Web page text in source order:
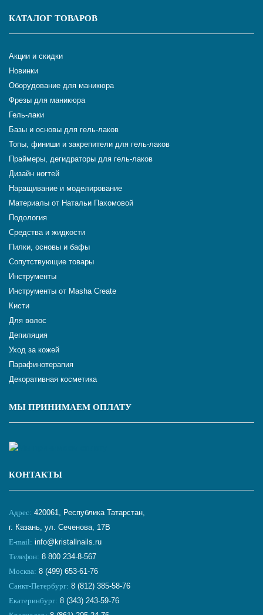
КАТАЛОГ ТОВАРОВ
Акции и скидки
Новинки
Оборудование для маникюра
Фрезы для маникюра
Гель-лаки
Базы и основы для гель-лаков
Топы, финиши и закрепители для гель-лаков
Праймеры, дегидраторы для гель-лаков
Дизайн ногтей
Наращивание и моделирование
Материалы от Натальи Пахомовой
Подология
Средства и жидкости
Пилки, основы и бафы
Сопутствующие товары
Инструменты
Инструменты от Masha Create
Кисти
Для волос
Депиляция
Уход за кожей
Парафинотерапия
Декоративная косметика
МЫ ПРИНИМАЕМ ОПЛАТУ
КОНТАКТЫ
Адрес: 420061, Республика Татарстан,
г. Казань, ул. Сеченова, 17В
E-mail: info@kristallnails.ru
Телефон: 8 800 234-8-567
Москва: 8 (499) 653-61-76
Санкт-Петербург: 8 (812) 385-58-76
Екатеринбург: 8 (343) 243-59-76